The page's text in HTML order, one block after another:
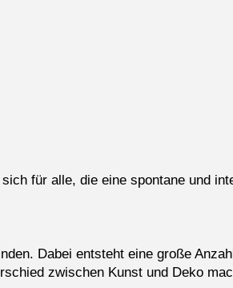
für alle, die eine spontane und
Dabei entsteht eine große
zwischen Kunst und Deko